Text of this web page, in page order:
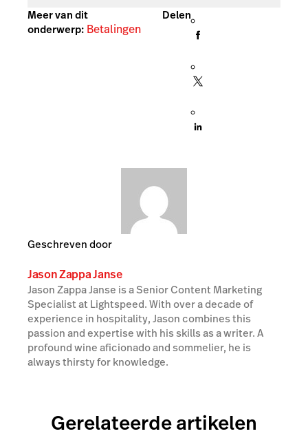
Meer van dit
onderwerp: Betalingen
Delen
Geschreven door
Jason Zappa Janse
Jason Zappa Janse is a Senior Content Marketing
Specialist at Lightspeed. With over a decade of
experience in hospitality, Jason combines this
passion and expertise with his skills as a writer. A
profound wine aficionado and sommelier, he is
always thirsty for knowledge.
Gerelateerde artikelen